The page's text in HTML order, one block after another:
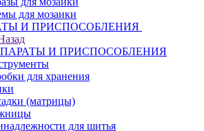
для мозаики
И ПРИСПОСОБЛЕНИЯ
И ПРИСПОСОБЛЕНИЯ
для хранения
(матрицы)
для шитья